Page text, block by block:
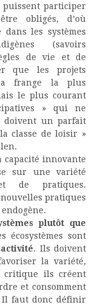
participer
obligés, d’où
dans les systèmes
(savoirs
de vie et de
que les projets
frange la plus
le plus courant
» qui ne
doivent un parfait
classe de loisir »
capacité innovante
sur une variété
de pratiques.
pratiques
plutôt que
écosystèmes sont
. Ils doivent
la variété,
critique ils créent
et consomment
Il faut donc définir